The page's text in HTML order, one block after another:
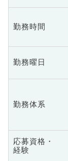
勤務時間
勤務曜日
勤務体系
応募資格・
経験